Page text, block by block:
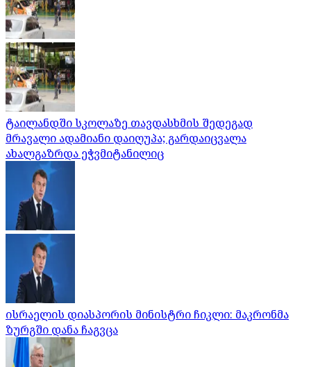
ტაილანდში სკოლაზე თავდასხმის შედეგად
მრავალი ადამიანი დაიღუპა; გარდაიცვალა
ახალგაზრდა ეჭვმიტანილიც
ისრაელის დიასპორის მინისტრი ჩიკლი: მაკრონმა
ზურგში დანა ჩაგვცა